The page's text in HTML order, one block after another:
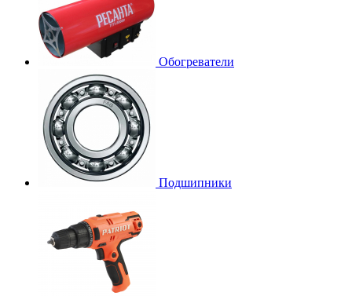
Обогреватели
Подшипники